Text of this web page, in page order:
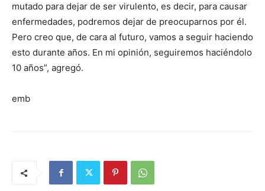
mutado para dejar de ser virulento, es decir, para causar
enfermedades, podremos dejar de preocuparnos por él.
Pero creo que, de cara al futuro, vamos a seguir haciendo
esto durante años. En mi opinión, seguiremos haciéndolo
10 años”, agregó.
emb